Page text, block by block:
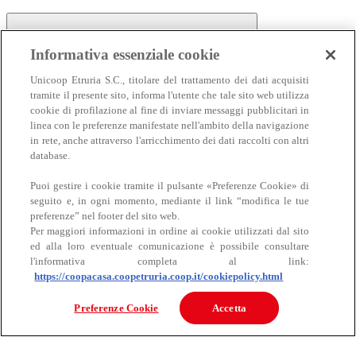
Carne
Carne
Bovino
Informativa essenziale cookie
Unicoop Etruria S.C., titolare del trattamento dei dati acquisiti
tramite il presente sito, informa l'utente che tale sito web utilizza
cookie di profilazione al fine di inviare messaggi pubblicitari in
linea con le preferenze manifestate nell'ambito della navigazione
in rete, anche attraverso l'arricchimento dei dati raccolti con altri
database.
Puoi gestire i cookie tramite il pulsante «Preferenze Cookie» di
seguito e, in ogni momento, mediante il link “modifica le tue
preferenze” nel footer del sito web.
Per maggiori informazioni in ordine ai cookie utilizzati dal sito
ed alla loro eventuale comunicazione è possibile consultare
l'informativa completa al link:
https://coopacasa.coopetruria.coop.it/cookiepolicy.html
Preferenze Cookie Accetta